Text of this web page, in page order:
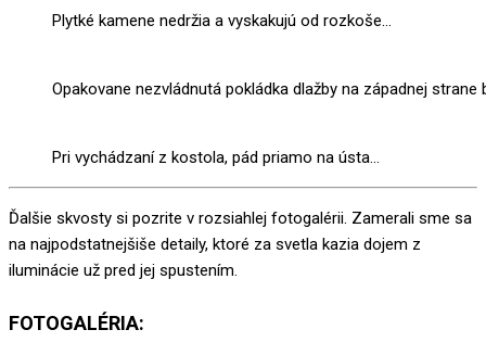
Plytké kamene nedržia a vyskakujú od rozkoše…
Opakovane nezvládnutá pokládka dlažby na západnej strane
Pri vychádzaní z kostola, pád priamo na ústa…
Ďalšie skvosty si pozrite v rozsiahlej fotogalérii. Zamerali sme sa
na najpodstatnejšiše detaily, ktoré za svetla kazia dojem z
iluminácie už pred jej spustením.
FOTOGALÉRIA: